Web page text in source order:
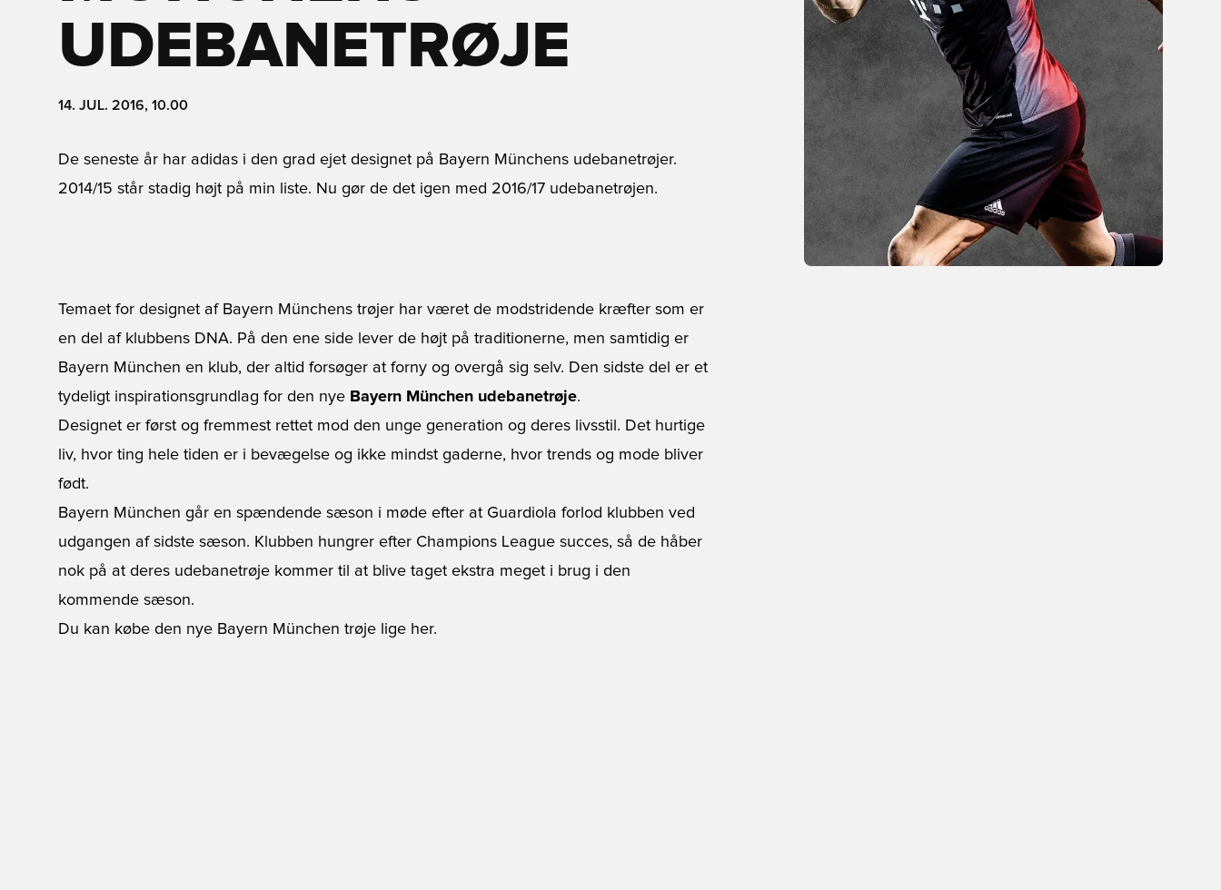
UDEBANETRØJE
14. JUL. 2016, 10.00
De seneste år har adidas i den grad ejet designet på Bayern Münchens udebanetrøjer.
2014/15 står stadig højt på min liste. Nu gør de det igen med 2016/17 udebanetrøjen.
Temaet for designet af Bayern Münchens trøjer har været de modstridende kræfter som er
en del af klubbens DNA. På den ene side lever de højt på traditionerne, men samtidig er
Bayern München en klub, der altid forsøger at forny og overgå sig selv. Den sidste del er et
tydeligt inspirationsgrundlag for den nye Bayern München udebanetrøje.
Designet er først og fremmest rettet mod den unge generation og deres livsstil. Det hurtige
liv, hvor ting hele tiden er i bevægelse og ikke mindst gaderne, hvor trends og mode bliver
født.
Bayern München går en spændende sæson i møde efter at Guardiola forlod klubben ved
udgangen af sidste sæson. Klubben hungrer efter Champions League succes, så de håber
nok på at deres udebanetrøje kommer til at blive taget ekstra meget i brug i den
kommende sæson.
Du kan købe den nye Bayern München trøje lige her.